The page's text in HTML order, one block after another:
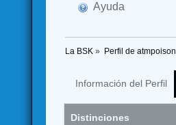
Ayuda
La BSK » Perfil de atmpoison
Información del Perfil
Distinciones